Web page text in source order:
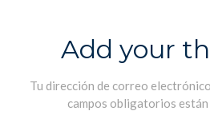
Add your
Tu dirección de correo
campos obligatorios están